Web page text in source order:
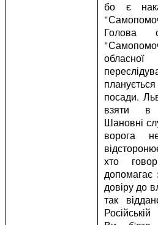
бо є
Голова
посади.
взяти в
Шановні
ворога
хто
допомагає
довіру до
так